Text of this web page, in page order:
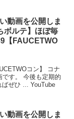
動画を公開しま
ボルテ】ほぼ毎
【FAUCETWO
コン】 コナ
す。 今後も定期的
ぜひ ... YouTube
動画を公開しま